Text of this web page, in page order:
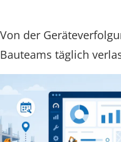
Von der
Bauteams täglich